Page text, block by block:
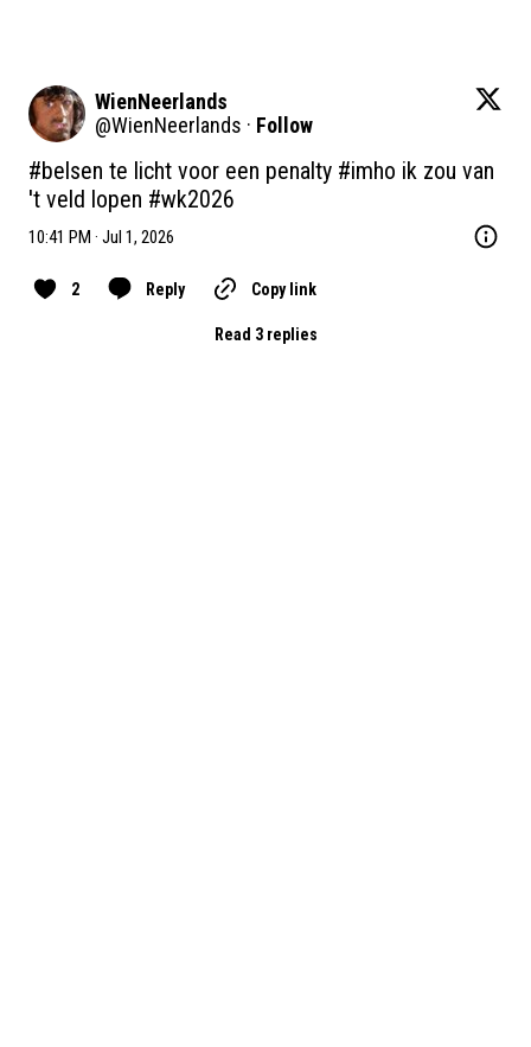
WienNeerlands
@WienNeerlands · Follow
#belsen te licht voor een penalty #imho ik zou van
't veld lopen #wk2026
10:41 PM · Jul 1, 2026
2 Reply Copy link
Read 3 replies